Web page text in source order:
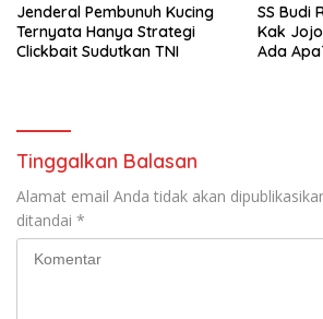
Jenderal Pembunuh Kucing
Ternyata Hanya Strategi
Clickbait Sudutkan TNI
SS Budi
Kak
Ada
Tinggalkan Balasan
Alamat email Anda tidak akan
ditandai *